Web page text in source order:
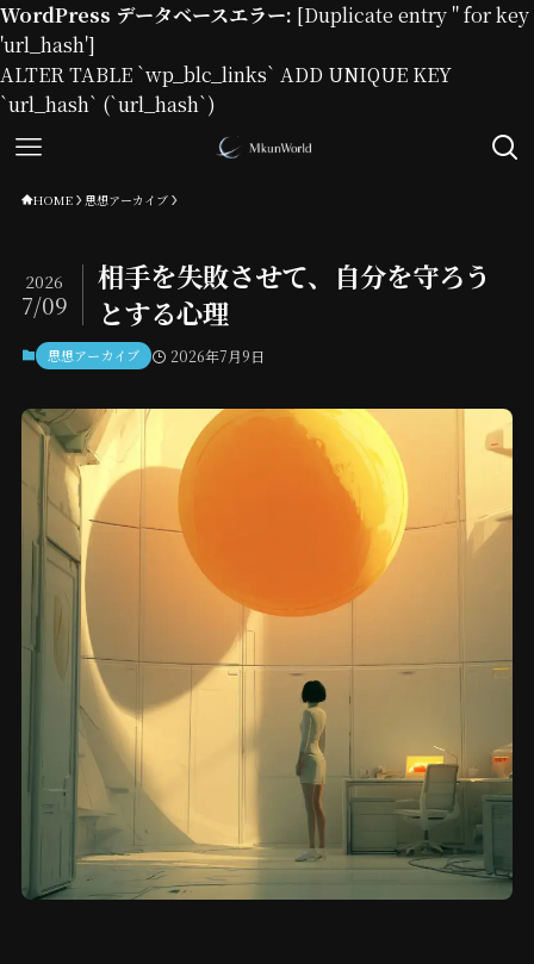
WordPress データベースエラー: [Duplicate entry '' for key
'url_hash']
ALTER TABLE `wp_blc_links` ADD UNIQUE KEY
`url_hash` (`url_hash`)
HOME 思想アーカイブ
相手を失敗させて、自分を守ろう
とする心理
2026
7/09
思想アーカイブ 2026年7月9日